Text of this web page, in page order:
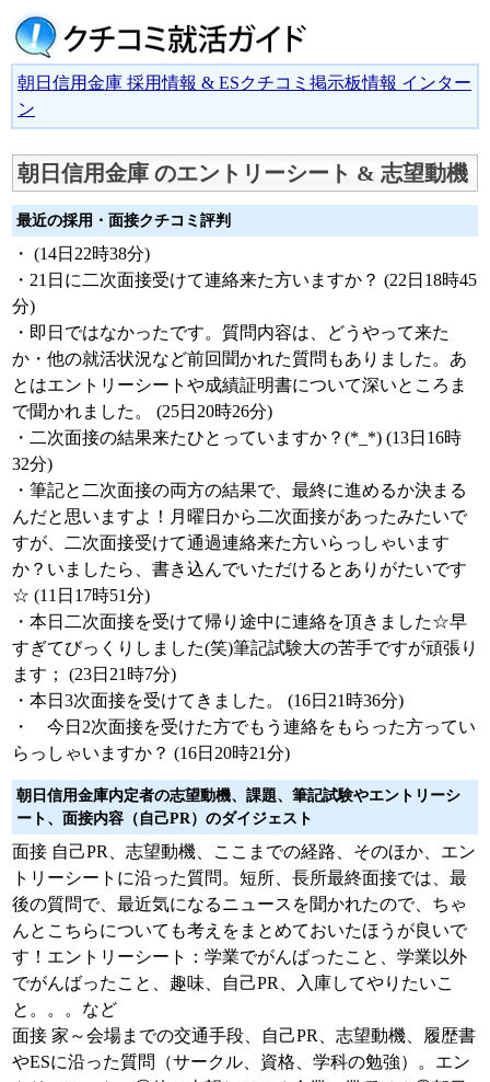
朝日信用金庫 採用情報 & ESクチコミ掲示板情報 インター
ン
朝日信用金庫 のエントリーシート & 志望動機
最近の採用・面接クチコミ評判
・ (14日22時38分)
・21日に二次面接受けて連絡来た方いますか？ (22日18時45
分)
・即日ではなかったです。質問内容は、どうやって来た
か・他の就活状況など前回聞かれた質問もありました。あ
とはエントリーシートや成績証明書について深いところま
で聞かれました。 (25日20時26分)
・二次面接の結果来たひとっていますか？(*_*) (13日16時
32分)
・筆記と二次面接の両方の結果で、最終に進めるか決まる
んだと思いますよ！月曜日から二次面接があったみたいで
すが、二次面接受けて通過連絡来た方いらっしゃいます
か？いましたら、書き込んでいただけるとありがたいです
☆ (11日17時51分)
・本日二次面接を受けて帰り途中に連絡を頂きました☆早
すぎてびっくりしました(笑)筆記試験大の苦手ですが頑張り
ます； (23日21時7分)
・本日3次面接を受けてきました。 (16日21時36分)
・ 今日2次面接を受けた方でもう連絡をもらった方ってい
らっしゃいますか？ (16日20時21分)
朝日信用金庫内定者の志望動機、課題、筆記試験やエントリーシ
ート、面接内容（自己PR）のダイジェスト
面接 自己PR、志望動機、ここまでの経路、そのほか、エン
トリーシートに沿った質問。短所、長所最終面接では、最
後の質問で、最近気になるニュースを聞かれたので、ちゃ
んとこちらについても考えをまとめておいたほうが良いで
す！エントリーシート：学業でがんばったこと、学業以外
でがんばったこと、趣味、自己PR、入庫してやりたいこ
と。。。など
面接 家～会場までの交通手段、自己PR、志望動機、履歴書
やESに沿った質問（サークル、資格、学科の勉強）。エン